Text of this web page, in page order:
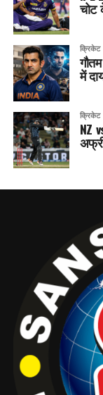
चोट
क्रिकेट
में
क्रिकेट
NZ